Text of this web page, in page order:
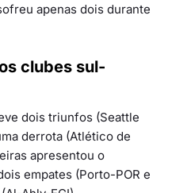
apenas dois durante
clubes sul-
dois triunfos (Seattle
derrota (Atlético de
apresentou o
empates (Porto-POR e